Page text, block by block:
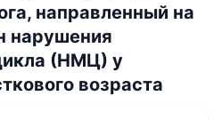
направленный на
нарушения
(НМЦ) у
возраста